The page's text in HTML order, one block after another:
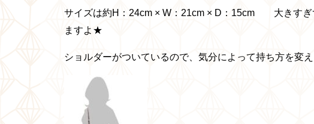
サイズは約H：24cm × W：21cm × D：15cm 大きすぎ
ますよ★
ショルダーがついているので、気分によって持ち方を変